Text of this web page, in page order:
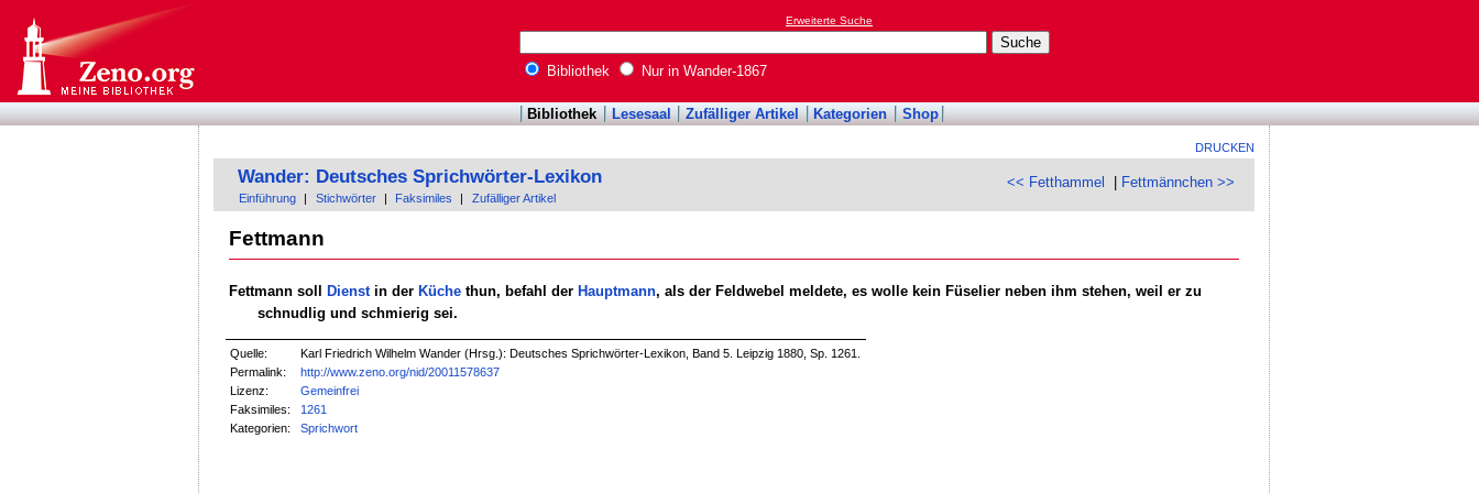
Erweiterte Suche
Bibliothek Nur in Wander-1867
Bibliothek Lesesaal Zufälliger Artikel Kategorien Shop
DRUCKEN
<< Fetthammel Fettmännchen >>
Wander: Deutsches Sprichwörter-Lexikon
Einführung Stichwörter Faksimiles Zufälliger Artikel
Fettmann
Fettmann soll Dienstin der Küchethun, befahl der Hauptmann, als der Feldwebel meldete, es wolle kein Füselier neben ihm stehen, weil er zu
schnudlig und schmierig sei.
Quelle:
Karl Friedrich Wilhelm Wander (Hrsg.): Deutsches Sprichwörter-Lexikon, Band 5. Leipzig 1880, Sp. 1261.
Permalink:
http://www.zeno.org/nid/20011578637
Lizenz:
Gemeinfrei
Faksimiles:
1261
Kategorien:
Sprichwort